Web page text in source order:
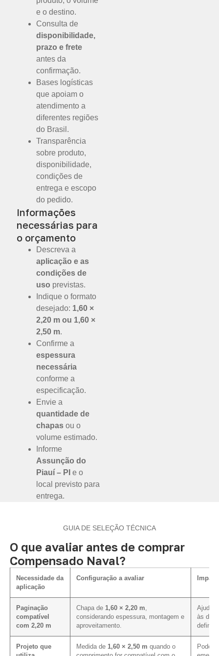
e o destino.
Consulta de
disponibilidade,
prazo e frete
antes da
confirmação.
Bases logísticas
que apoiam o
atendimento a
diferentes regiões
do Brasil.
Transparência
sobre produto,
disponibilidade,
condições de
entrega e escopo
do pedido.
Informações
necessárias para
o orçamento
Descreva a
aplicação e as
condições de
uso previstas.
Indique o formato
desejado: 1,60 ×
2,20 m ou 1,60 ×
2,50 m.
Confirme a
espessura
necessária
conforme a
especificação.
Envie a
quantidade de
chapas ou o
volume estimado.
Informe
Assunção do
Piauí – PI e o
local previsto para
entrega.
GUIA DE SELEÇÃO TÉCNICA
O que avaliar antes de comprar
Compensado Naval?
Necessidade da
aplicação
Configuração a avaliar
Paginação
compatível
com 2,20 m
Chapa de 1,60 × 2,20 m
considerando espessura, montagem e
aproveitamento.
Ajuda
às
Projeto que
Medida de 1,60 × 2,50 m quando o
Pode